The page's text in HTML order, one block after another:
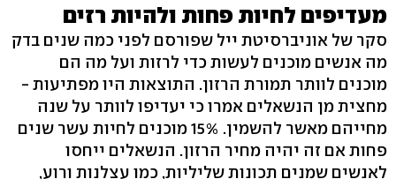
מעדיפים לחיות פחות ולהיות רזים
סקר של אוניברסיטת ייל שפורסם לפני כמה שנים בדק
מה אנשים מוכנים לעשות כדי לרזות ועל מה הם
מוכנים לוותר תמורת הרזון. התוצאות היו מפתיעות -
מחצית מן הנשאלים אמרו כי יעדיפו לוותר על שנה
מחייהם מאשר להשמין. 15% מוכנים לחיות עשר שנים
פחות אם זה יהיה מחיר הרזון. הנשאלים ייחסו
לאנשים שמנים תכונות שליליות, כמו עצלנות ורוע,